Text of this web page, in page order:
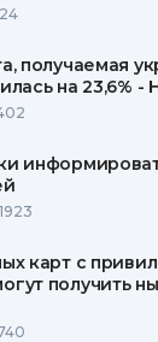
получаемая
на 23,6% -
1923
карт с
получить